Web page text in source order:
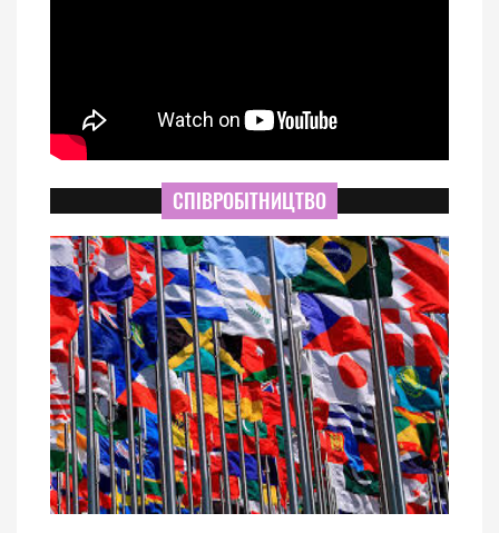
СПІВРОБІТНИЦТВО